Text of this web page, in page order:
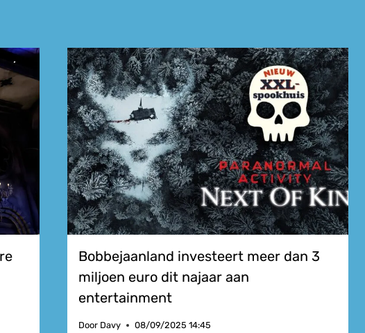
Bobbejaanland investeert meer dan 3
miljoen euro dit najaar aan
entertainment
Door Davy 08/09/2025 14:45